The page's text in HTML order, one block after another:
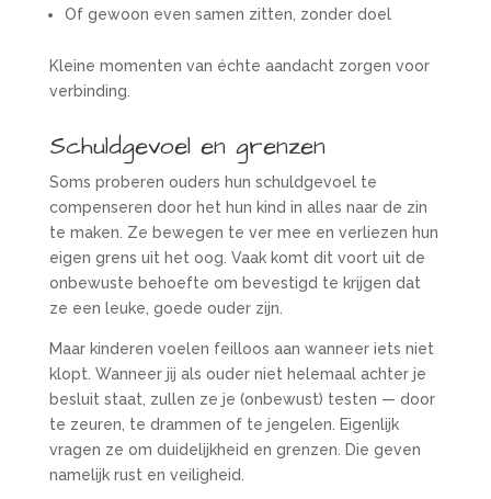
Of gewoon even samen zitten, zonder doel
Kleine momenten van échte aandacht zorgen voor
verbinding.
Schuldgevoel en grenzen
Soms proberen ouders hun schuldgevoel te
compenseren door het hun kind in alles naar de zin
te maken. Ze bewegen te ver mee en verliezen hun
eigen grens uit het oog. Vaak komt dit voort uit de
onbewuste behoefte om bevestigd te krijgen dat
ze een leuke, goede ouder zijn.
Maar kinderen voelen feilloos aan wanneer iets niet
klopt. Wanneer jij als ouder niet helemaal achter je
besluit staat, zullen ze je (onbewust) testen — door
te zeuren, te drammen of te jengelen. Eigenlijk
vragen ze om duidelijkheid en grenzen. Die geven
namelijk rust en veiligheid.